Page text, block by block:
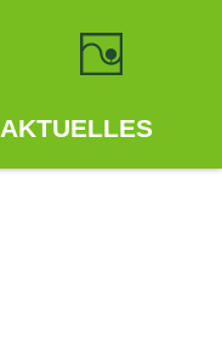
AKTUELLES